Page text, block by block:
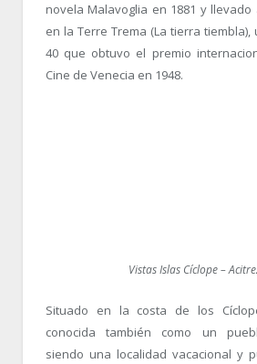
novela Malavoglia en 1881 y llevado
en la Terre Trema (La tierra
40 que obtuvo el premio
Cine de Venecia en 1948.
Vistas Islas Cíclope –
Situado en la costa de los
conocida también como un
siendo una localidad vacacional y